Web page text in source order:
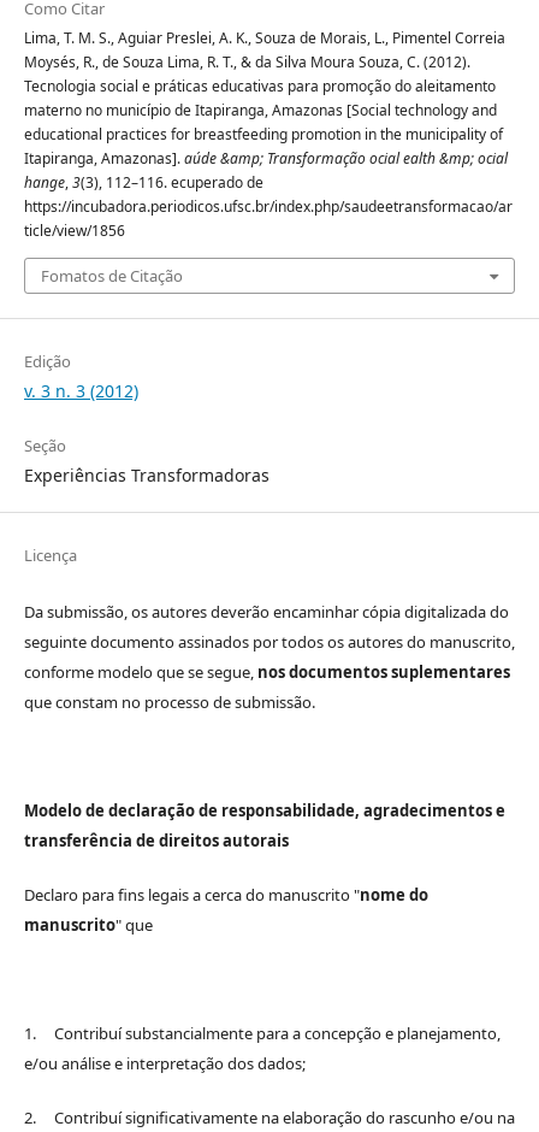
Como Citar
Lima, T. M. S., Aguiar Preslei, A. K., Souza de Morais, L., Pimentel Correia
Moysés, R., de Souza Lima, R. T., & da Silva Moura Souza, C. (2012).
Tecnologia social e práticas educativas para promoção do aleitamento
materno no município de Itapiranga, Amazonas [Social technology and
educational practices for breastfeeding promotion in the municipality of
Itapiranga, Amazonas].aúde &amp; Transformação ocial ealth &mp; ocial
hange,3(3), 112–116. ecuperado de
https://incubadora.periodicos.ufsc.br/index.php/saudeetransformacao/ar
ticle/view/1856
Fomatos de Citação
Edição
v. 3 n. 3 (2012)
Seção
Experiências Transformadoras
Licença
Da submissão, os autores deverão encaminhar cópia digitalizada do
seguinte documento assinados por todos os autores do manuscrito,
conforme modelo que se segue, nos documentos suplementares
que constam no processo de submissão.
Modelo de declaração de responsabilidade, agradecimentos e
transferência de direitos autorais
Declaro para fins legais a cerca do manuscrito "nome do
manuscrito" que
1. Contribuí substancialmente para a concepção e planejamento,
e/ou análise e interpretação dos dados;
2. Contribuí significativamente na elaboração do rascunho e/ou na